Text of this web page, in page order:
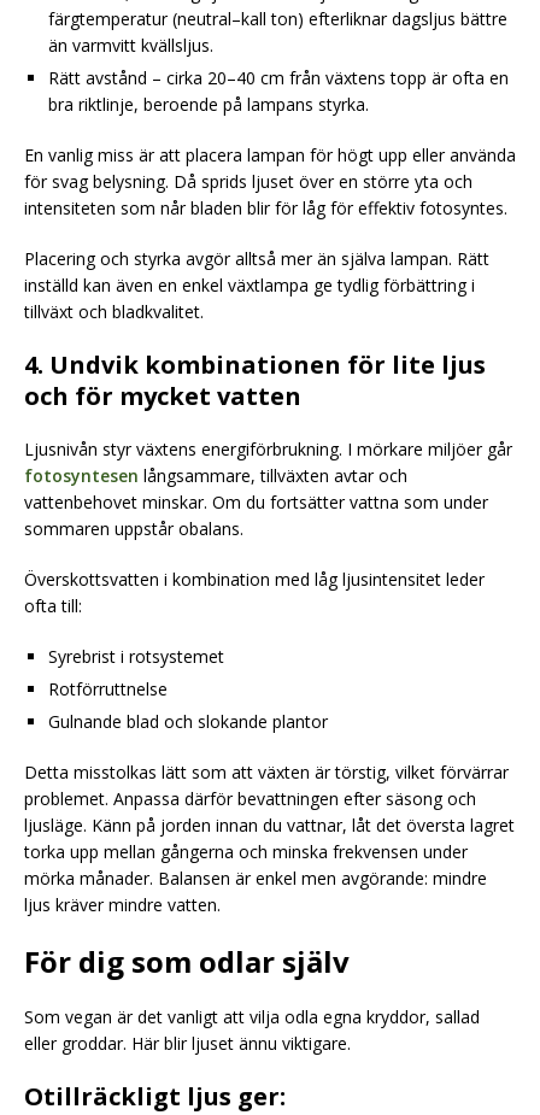
färgtemperatur (neutral–kall ton) efterliknar dagsljus bättre
än varmvitt kvällsljus.
Rätt avstånd – cirka 20–40 cm från växtens topp är ofta en
bra riktlinje, beroende på lampans styrka.
En vanlig miss är att placera lampan för högt upp eller använda
för svag belysning. Då sprids ljuset över en större yta och
intensiteten som når bladen blir för låg för effektiv fotosyntes.
Placering och styrka avgör alltså mer än själva lampan. Rätt
inställd kan även en enkel växtlampa ge tydlig förbättring i
tillväxt och bladkvalitet.
4. Undvik kombinationen för lite ljus
och för mycket vatten
Ljusnivån styr växtens energiförbrukning. I mörkare miljöer går
fotosyntesen långsammare, tillväxten avtar och
vattenbehovet minskar. Om du fortsätter vattna som under
sommaren uppstår obalans.
Överskottsvatten i kombination med låg ljusintensitet leder
ofta till:
Syrebrist i rotsystemet
Rotförruttnelse
Gulnande blad och slokande plantor
Detta misstolkas lätt som att växten är törstig, vilket förvärrar
problemet. Anpassa därför bevattningen efter säsong och
ljusläge. Känn på jorden innan du vattnar, låt det översta lagret
torka upp mellan gångerna och minska frekvensen under
mörka månader. Balansen är enkel men avgörande: mindre
ljus kräver mindre vatten.
För dig som odlar själv
Som vegan är det vanligt att vilja odla egna kryddor, sallad
eller groddar. Här blir ljuset ännu viktigare.
Otillräckligt ljus ger: